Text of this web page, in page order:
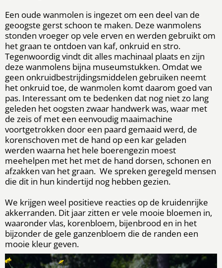
Een oude wanmolen is ingezet om een deel van de
geoogste gerst schoon te maken. Deze wanmolens
stonden vroeger op vele erven en werden gebruikt om
het graan te ontdoen van kaf, onkruid en stro.
Tegenwoordig vindt dit alles machinaal plaats en zijn
deze wanmolens bijna museumstukken. Omdat we
geen onkruidbestrijdingsmiddelen gebruiken neemt
het onkruid toe, de wanmolen komt daarom goed van
pas. Interessant om te bedenken dat nog niet zo lang
geleden het oogsten zwaar handwerk was, waar met
de zeis of met een eenvoudig maaimachine
voortgetrokken door een paard gemaaid werd, de
korenschoven met de hand op een kar geladen
werden waarna het hele boerengezin moest
meehelpen met het met de hand dorsen, schonen en
afzakken van het graan. We spreken geregeld mensen
die dit in hun kindertijd nog hebben gezien.
We krijgen weel positieve reacties op de kruidenrijke
akkerranden. Dit jaar zitten er vele mooie bloemen in,
waaronder vlas, korenbloem, bijenbrood en in het
bijzonder de gele ganzenbloem die de randen een
mooie kleur geven.